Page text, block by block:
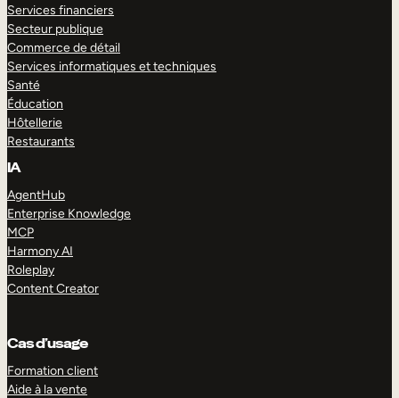
Services financiers
Secteur publique
Commerce de détail
Services informatiques et techniques
Santé
Éducation
Hôtellerie
Restaurants
IA
AgentHub
Enterprise Knowledge
MCP
Harmony AI
Roleplay
Content Creator
Cas d’usage
Formation client
Aide à la vente